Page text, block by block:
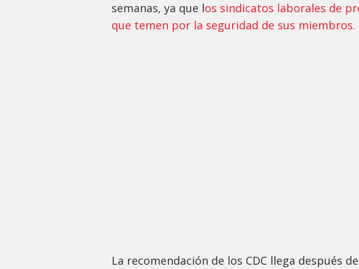
semanas, ya que los sindicatos laborales de
que temen por la seguridad de sus miembros.
La recomendación de los CDC llega después